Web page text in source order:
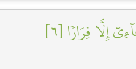
إِلَّا فِرَارٗا [٦]